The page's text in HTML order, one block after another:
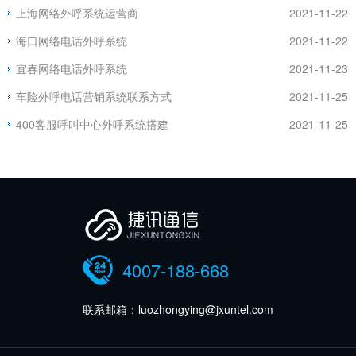
2021-11-22
上海网络外呼系统运营商
2021-11-22
海口网络电话外呼系统
2021-11-23
宜春网络电话外呼系统
2021-11-25
车险外呼电话营销系统联系方式
2021-11-25
400客服呼叫中心外呼系统搭建
4007-188-668
联系邮箱：luozhongying@jxuntel.com